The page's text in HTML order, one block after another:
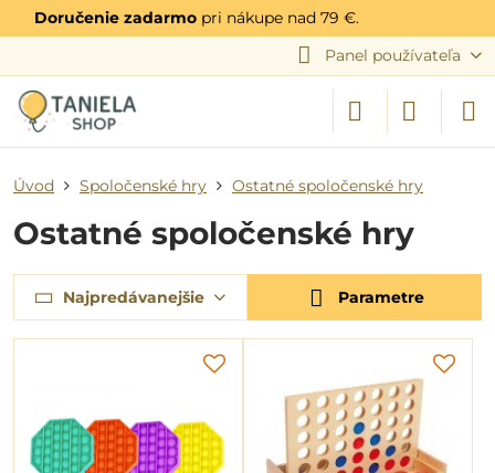
Doručenie zadarmo pri nákupe nad 79 €.
Panel používateľa
Úvod Spoločenské hry Ostatné spoločenské hry
Ostatné spoločenské hry
Najpredávanejšie Parametre